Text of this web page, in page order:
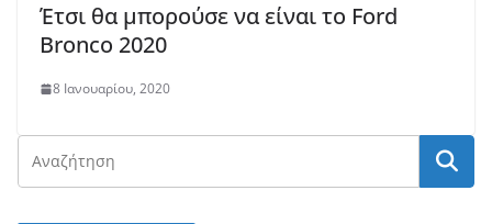
Έτσι θα μπορούσε να είναι το Ford
Bronco 2020
8 Ιανουαρίου, 2020